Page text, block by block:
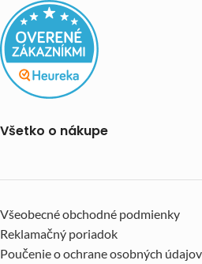
Všetko o nákupe
Všeobecné obchodné podmienky
Reklamačný poriadok
Poučenie o ochrane osobných